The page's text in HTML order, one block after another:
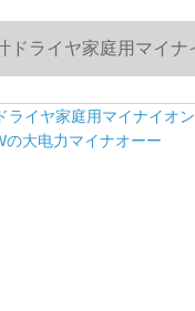
ドライヤ家庭用マイ